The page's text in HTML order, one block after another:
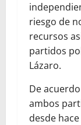
riesgo de
recursos
partidos
Lázaro.
De
ambos
desde